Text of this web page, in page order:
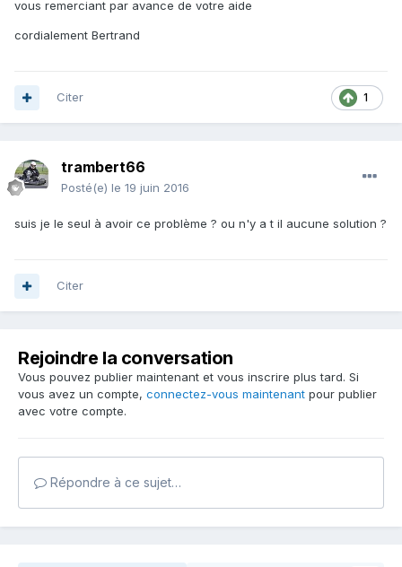
vous remerciant par avance de votre aide
cordialement Bertrand
1
Citer
trambert66
Posté(e) le 19 juin 2016
suis je le seul à avoir ce problème ? ou n'y a t il aucune solution ?
Citer
Rejoindre la conversation
Vous pouvez publier maintenant et vous inscrire plus tard. Si
vous avez un compte, connectez-vous maintenant pour publier
avec votre compte.
Répondre à ce sujet…